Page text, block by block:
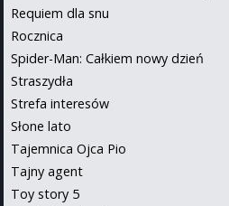
Requiem dla snu
Rocznica
Spider-Man: Całkiem nowy dzień
Straszydła
Strefa interesów
Słone lato
Tajemnica Ojca Pio
Tajny agent
Toy story 5